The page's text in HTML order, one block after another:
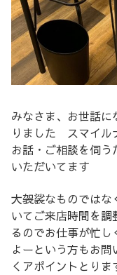
みなさま、お世話
りました スマイル
お話・ご相談を伺
いただいてます
大袈裟なものではな
いてご来店時間を
るのでお仕事が忙
よーという方もお
くアポイントとりま